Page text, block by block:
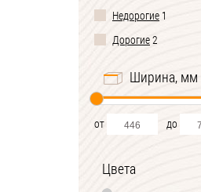
Недорогие 1
Дорогие2
Ширина, мм
от до
Цвета